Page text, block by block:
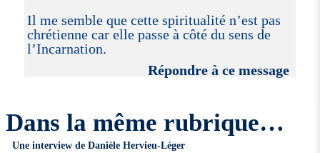
Il me semble que cette spiritualité n’est pas
chrétienne car elle passe à côté du sens de
l’Incarnation.
Répondre à ce message
Dans la même rubrique…
Une interview de Danièle Hervieu-Léger